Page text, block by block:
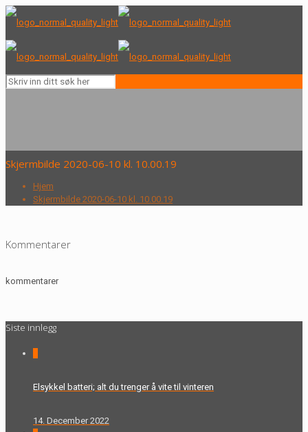
Skjermbilde 2020-06-10 kl. 10.00.19
Hjem
Skjermbilde 2020-06-10 kl. 10.00.19
Kommentarer
kommentarer
Siste innlegg
Elsykkel batteri; alt du trenger å vite til vinteren
14. December 2022